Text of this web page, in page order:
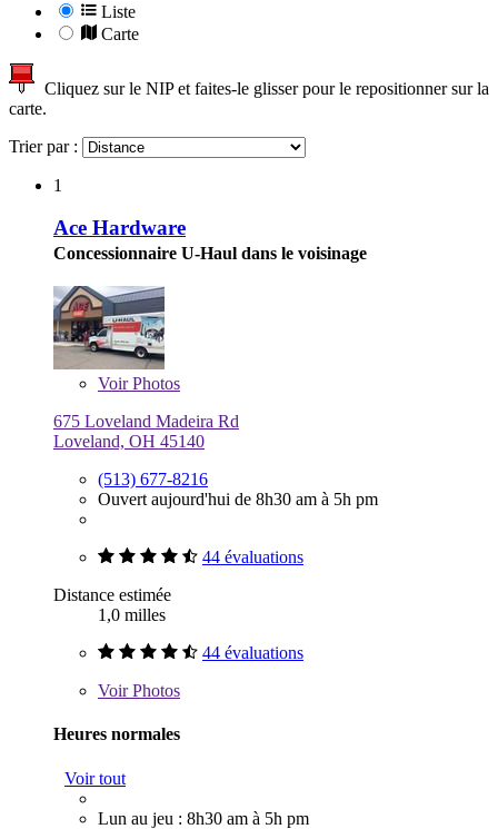
Liste
Carte
Cliquez sur le NIP et faites-le glisser pour le repositionner sur la
carte.
Trier par :
1
Ace Hardware
Concessionnaire U-Haul dans le voisinage
VoirPhotos
675 Loveland Madeira Rd
Loveland, OH 45140
(513) 677-8216
Ouvert aujourd'hui de 8h30 am à 5h pm
44 évaluations
Distance estimée
1,0 milles
44 évaluations
VoirPhotos
Heures normales
Voir tout
Lun au jeu : 8h30 am à 5h pm